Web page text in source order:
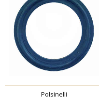
Polsinelli